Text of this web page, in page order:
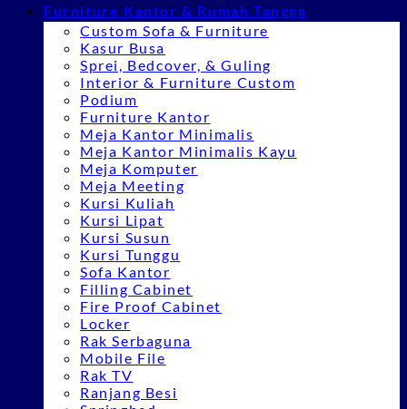
Furniture Kantor & Rumah Tangga
Custom Sofa & Furniture
Kasur Busa
Sprei, Bedcover, & Guling
Interior & Furniture Custom
Podium
Furniture Kantor
Meja Kantor Minimalis
Meja Kantor Minimalis Kayu
Meja Komputer
Meja Meeting
Kursi Kuliah
Kursi Lipat
Kursi Susun
Kursi Tunggu
Sofa Kantor
Filling Cabinet
Fire Proof Cabinet
Locker
Rak Serbaguna
Mobile File
Rak TV
Ranjang Besi